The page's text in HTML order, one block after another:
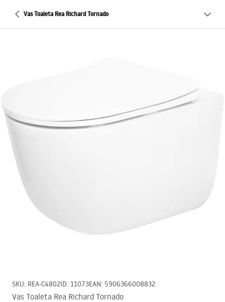
Vas Toaleta Rea Richard Tornado
SKU: REA-C4802ID: 11073EAN: 5906366008832
Vas Toaleta Rea Richard Tornado